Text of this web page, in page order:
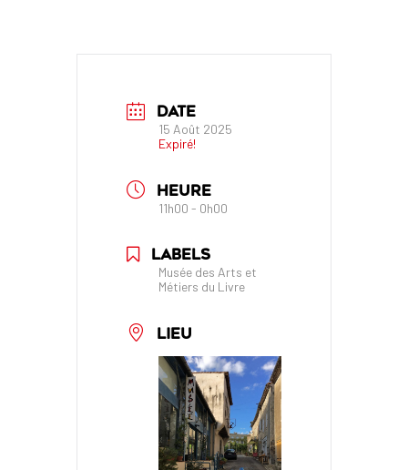
DATE
15 Août 2025
Expiré!
HEURE
11h00 - 0h00
LABELS
Musée des Arts et
Métiers du Livre
LIEU